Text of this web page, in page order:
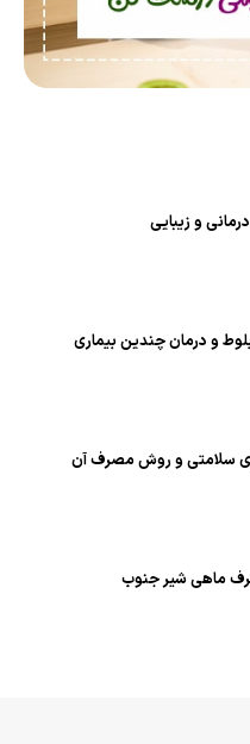
و درمان چندین بیماری
سلامتی و روش مصرف آن